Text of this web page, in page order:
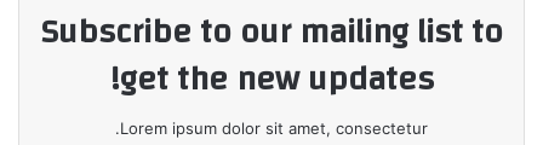
Subscribe to our mailing list to
get the new updates!
Lorem ipsum dolor sit amet, consectetur.